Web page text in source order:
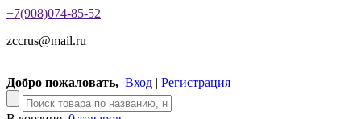
+7(908)074-85-52
zccrus@mail.ru
Добро пожаловать, Вход | Регистрация